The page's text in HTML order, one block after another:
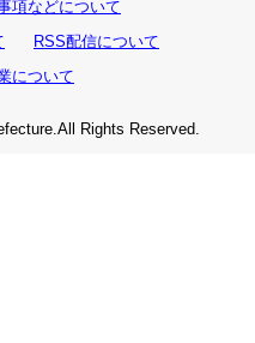
項などについて
RSS配信について
について
Rights Reserved.